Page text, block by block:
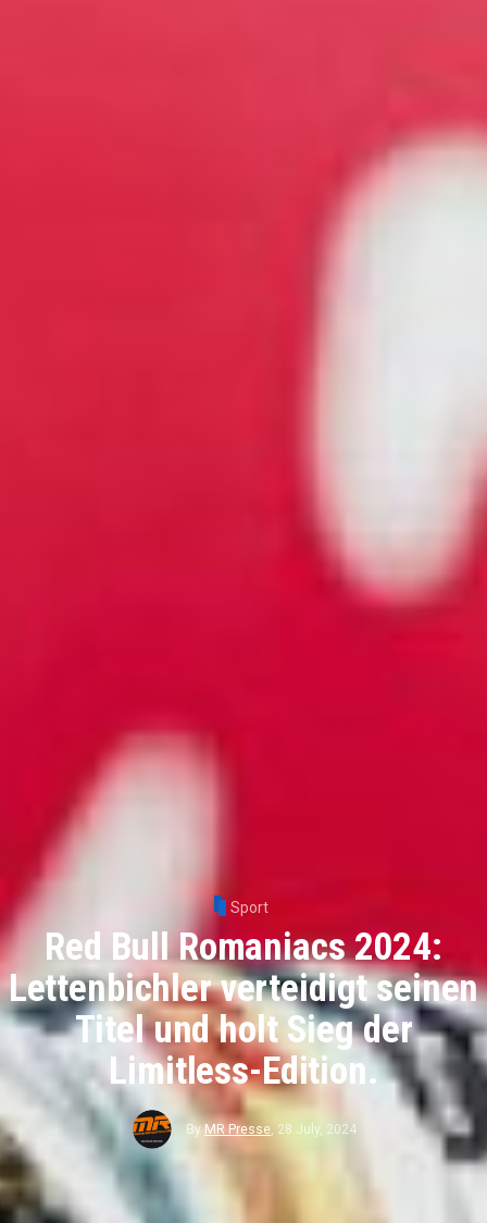
Sport
Red Bull Romaniacs 2024:
Lettenbichler verteidigt seinen
Titel und holt Sieg der
Limitless-Edition.
By MR Presse, 28 July, 2024